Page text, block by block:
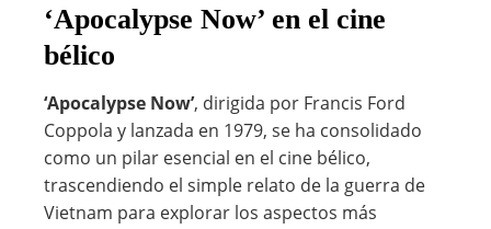
‘Apocalypse Now’ en el cine
bélico
‘Apocalypse Now’, dirigida por Francis Ford
Coppola y lanzada en 1979, se ha consolidado
como un pilar esencial en el cine bélico,
trascendiendo el simple relato de la guerra de
Vietnam para explorar los aspectos más